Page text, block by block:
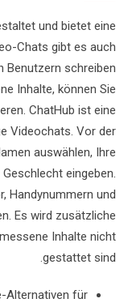
und bietet eine
Chats gibt es auch
Benutzern schreiben
Inhalte, können Sie
ChatHub ist eine
Videochats. Vor der
auswählen, Ihre
eingeben.
Handynummern und
Es wird zusätzliche
Inhalte nicht
gestattet sind.
Alternativen für